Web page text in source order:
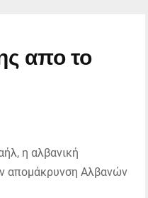
απο το
η αλβανική
απομάκρυνση Αλβανών